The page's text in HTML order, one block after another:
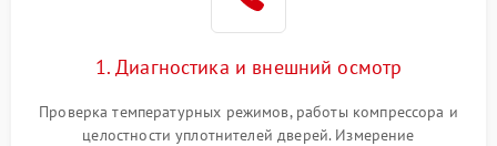
работе
2000 ₽ Подробнее →
1. Диагностика и внешний осмотр
Проверка температурных режимов, работы компрессора и
целостности уплотнителей дверей. Измерение